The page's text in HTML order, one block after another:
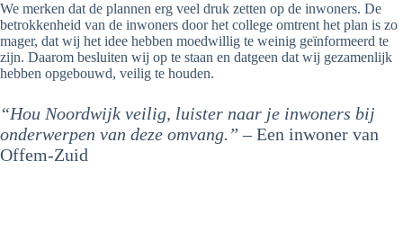
We merken dat de plannen erg veel druk zetten op de inwoners. De
betrokkenheid van de inwoners door het college omtrent het plan is zo
mager, dat wij het idee hebben moedwillig te weinig geïnformeerd te
zijn. Daarom besluiten wij op te staan en datgeen dat wij gezamenlijk
hebben opgebouwd, veilig te houden.
“Hou Noordwijk veilig, luister naar je inwoners bij
onderwerpen van deze omvang.” – Een inwoner van
Offem-Zuid